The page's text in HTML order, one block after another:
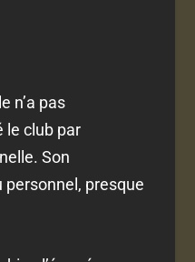
n’a pas
le club par
Son
personnel, presque